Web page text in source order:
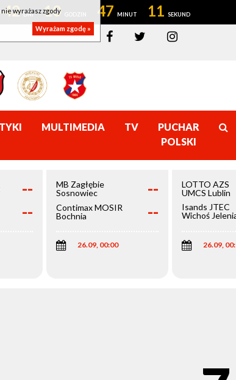
42 10 47 11
MULTIMEDIA TV
PUCHAR
POLSKI
--
--
MB Zagłębie
Sosnowiec
--
Contimax MOSIR
Bochnia
--
26.09, 00:00
LOTTO AZS
UMCS Lublin
Isands JTEC
Wichoś
26.09,
wyrażasz zgody
Wyrażam zgodę »